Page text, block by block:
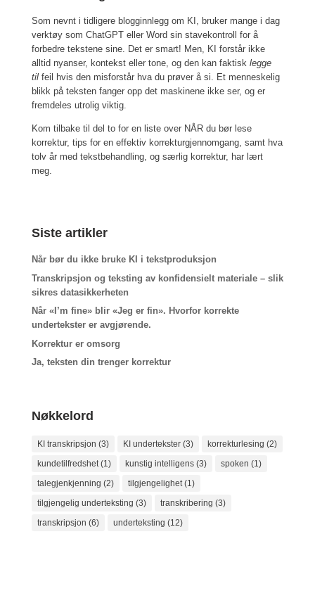
Som nevnt i tidligere blogginnlegg om KI, bruker mange i dag
verktøy som ChatGPT eller Word sin stavekontroll for å
forbedre tekstene sine. Det er smart! Men, KI forstår ikke
alltid nyanser, kontekst eller tone, og den kan faktisk legge
tilfeil hvis den misforstår hva du prøver å si. Et menneskelig
blikk på teksten fanger opp det maskinene ikke ser, og er
fremdeles utrolig viktig.
Kom tilbake til del to for en liste over NÅR du bør lese
korrektur, tips for en effektiv korrekturgjennomgang, samt hva
tolv år med tekstbehandling, og særlig korrektur, har lært
meg.
Siste artikler
Når bør du ikke bruke KI i tekstproduksjon
Transkripsjon og teksting av konfidensielt materiale – slik
sikres datasikkerheten
Når «I’m fine» blir «Jeg er fin». Hvorfor korrekte
undertekster er avgjørende.
Korrektur er omsorg
Ja, teksten din trenger korrektur
Nøkkelord
KI transkripsjon (3) KI undertekster(3) korrekturlesing (2)
kundetilfredshet(1) kunstig intelligens(3) spoken (1)
talegjenkjenning (2) tilgjengelighet(1)
tilgjengelig underteksting (3) transkribering (3)
transkripsjon (6) underteksting (12)